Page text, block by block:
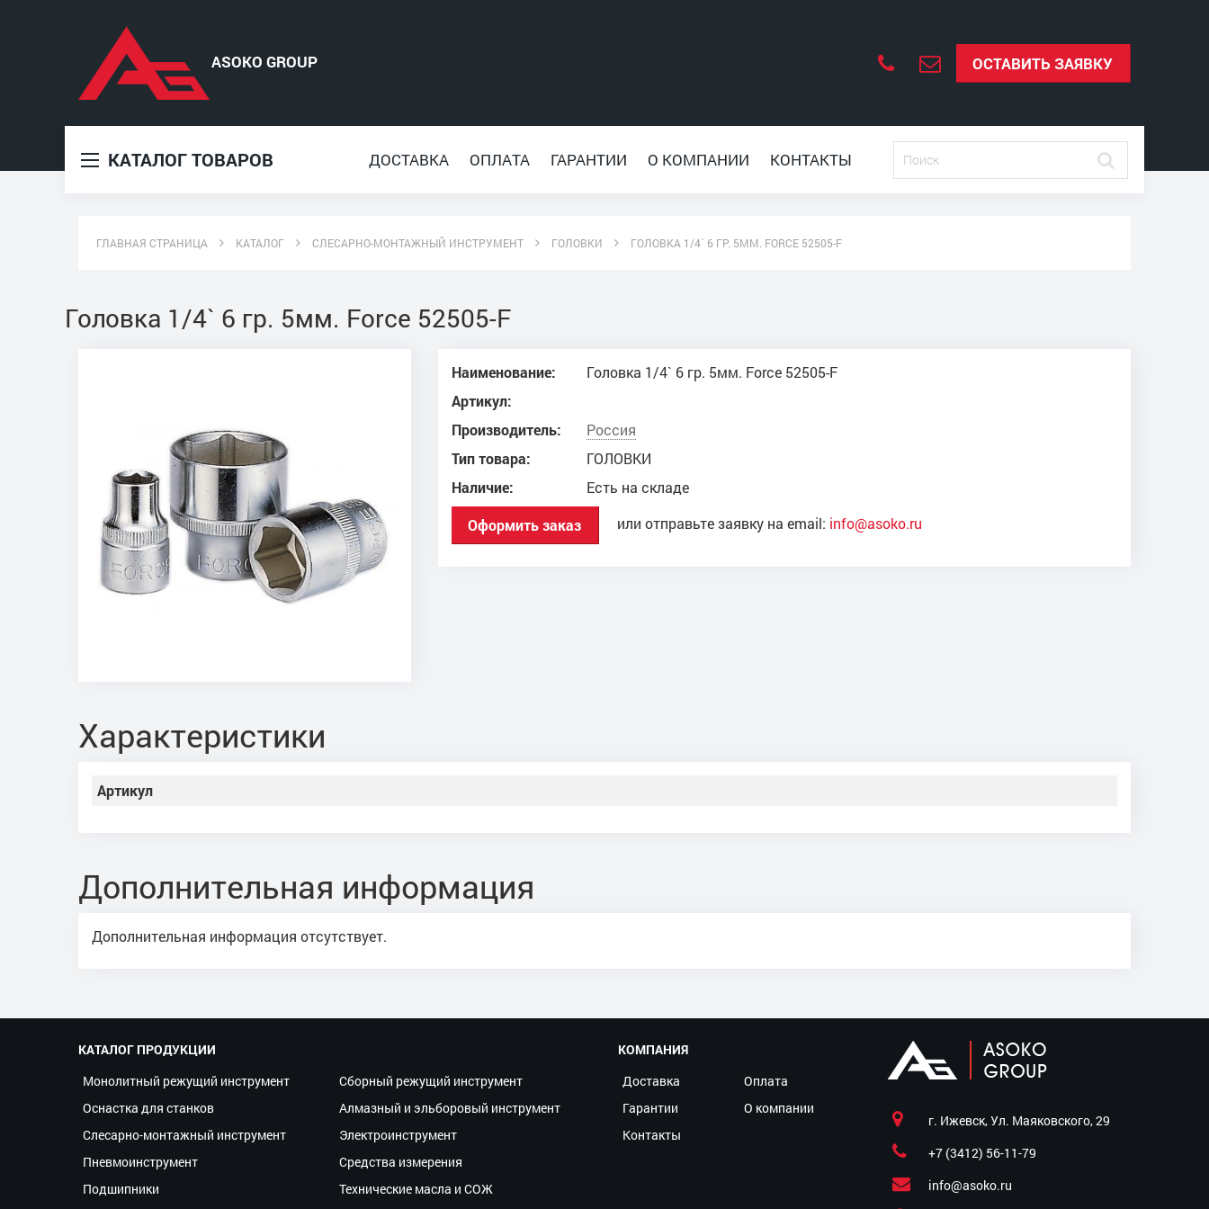
ОСТАВИТЬ ЗАЯВКУ
КАТАЛОГ ТОВАРОВ ДОСТАВКА ОПЛАТА ГАРАНТИИ О КОМПАНИИ КОНТАКТЫ
ГЛАВНАЯ СТРАНИЦА КАТАЛОГ СЛЕСАРНО-МОНТАЖНЫЙ ИНСТРУМЕНТ ГОЛОВКИ ГОЛОВКА 1/4` 6 ГР. 5ММ. FORCE 52505-F
Головка 1/4` 6 гр. 5мм. Force 52505-F
Наименование:
Головка 1/4` 6 гр. 5мм. Force 52505-F
Артикул:
Производитель:
Россия
Тип товара:
ГОЛОВКИ
Наличие:
Есть на складе
Оформить заказ или отправьте заявку на email: info@asoko.ru
Характеристики
Артикул
Дополнительная информация
Дополнительная информация отсутствует.
КАТАЛОГ ПРОДУКЦИИ
Монолитный режущий инструмент
Сборный режущий инструмент
Оснастка для станков
Алмазный и эльборовый инструмент
Слесарно-монтажный инструмент
Электроинструмент
Пневмоинструмент
Средства измерения
Подшипники
Технические масла и СОЖ
КОМПАНИЯ
Доставка
Оплата
Гарантии
О компании
Контакты
г. Ижевск, Ул. Маяковского, 29
+7 (3412) 56-11-79
info@asoko.ru